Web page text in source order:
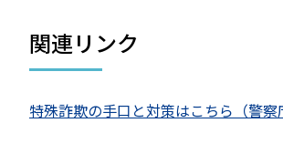
関連リンク
特殊詐欺の手口と対策はこちら（警